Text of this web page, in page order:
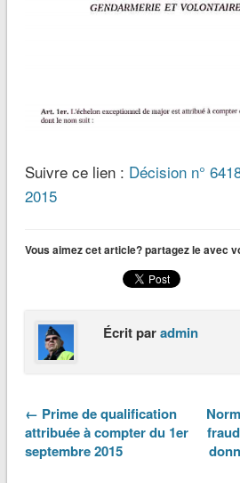
Suivre ce lien : Décision n°
2015
Vous aimez cet article? partagez le avec
Écrit paradmin
← Prime de qualification
attribuée à compter du 1er
septembre 2015